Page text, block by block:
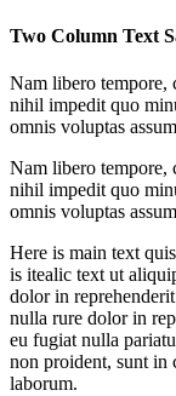
Two Column Text
Nam libero tempore,
nihil impedit quo
omnis voluptas
Nam libero tempore,
nihil impedit quo
omnis voluptas
Here is main text
is itealic text ut
dolor in
nulla rure dolor in
eu fugiat nulla
non proident, sunt in
laborum.